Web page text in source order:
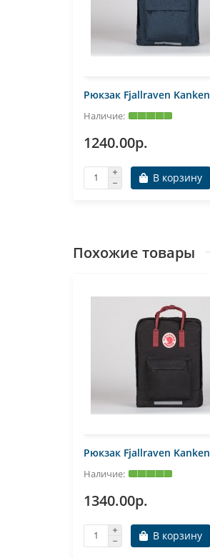
Рюкзак Fjallraven Kanken
1240.00р.
В корзину
Похожие товары
Рюкзак Fjallraven Kanken
1340.00р.
В корзину